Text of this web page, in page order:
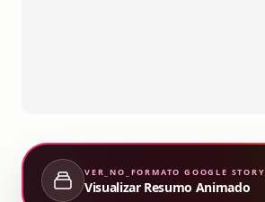
VER_NO_FORMATO GOOGLE STORY
Visualizar Resumo Animado